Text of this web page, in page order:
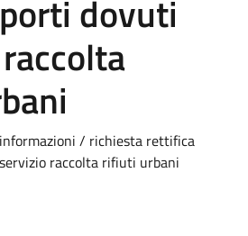
dovuti
/ richiesta rettifica
raccolta rifiuti urbani